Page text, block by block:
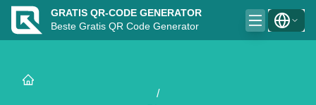
GRATIS QR-CODE GENERATOR
Beste Gratis QR Code Generator
/